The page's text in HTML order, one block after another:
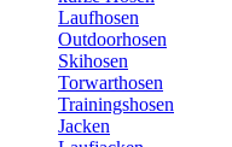
Laufhosen
Outdoorhosen
Skihosen
Torwarthosen
Trainingshosen
Jacken